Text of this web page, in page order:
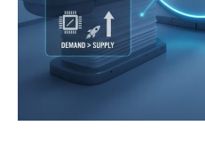
Français